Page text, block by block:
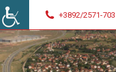
+3892/2571-703